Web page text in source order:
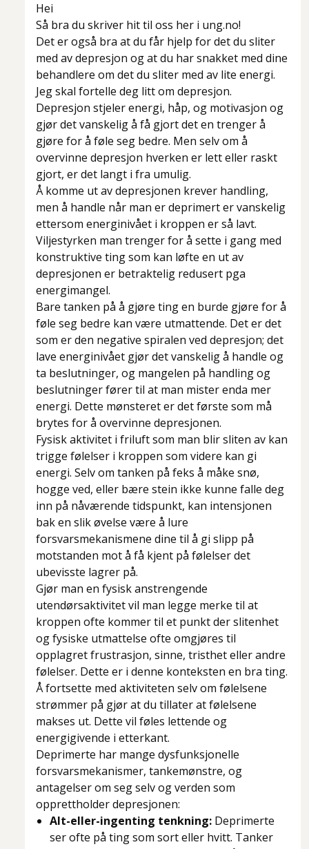
Hei
Så bra du skriver hit til oss her i ung.no!
Det er også bra at du får hjelp for det du sliter
med av depresjon og at du har snakket med dine
behandlere om det du sliter med av lite energi.
Jeg skal fortelle deg litt om depresjon.
Depresjon stjeler energi, håp, og motivasjon og
gjør det vanskelig å få gjort det en trenger å
gjøre for å føle seg bedre. Men selv om å
overvinne depresjon hverken er lett eller raskt
gjort, er det langt i fra umulig.
Å komme ut av depresjonen krever handling,
men å handle når man er deprimert er vanskelig
ettersom energinivået i kroppen er så lavt.
Viljestyrken man trenger for å sette i gang med
konstruktive ting som kan løfte en ut av
depresjonen er betraktelig redusert pga
energimangel.
Bare tanken på å gjøre ting en burde gjøre for å
føle seg bedre kan være utmattende. Det er det
som er den negative spiralen ved depresjon; det
lave energinivået gjør det vanskelig å handle og
ta beslutninger, og mangelen på handling og
beslutninger fører til at man mister enda mer
energi. Dette mønsteret er det første som må
brytes for å overvinne depresjonen.
Fysisk aktivitet i friluft som man blir sliten av kan
trigge følelser i kroppen som videre kan gi
energi. Selv om tanken på feks å måke snø,
hogge ved, eller bære stein ikke kunne falle deg
inn på nåværende tidspunkt, kan intensjonen
bak en slik øvelse være å lure
forsvarsmekanismene dine til å gi slipp på
motstanden mot å få kjent på følelser det
ubevisste lagrer på.
Gjør man en fysisk anstrengende
utendørsaktivitet vil man legge merke til at
kroppen ofte kommer til et punkt der slitenhet
og fysiske utmattelse ofte omgjøres til
opplagret frustrasjon, sinne, tristhet eller andre
følelser. Dette er i denne konteksten en bra ting.
Å fortsette med aktiviteten selv om følelsene
strømmer på gjør at du tillater at følelsene
makses ut. Dette vil føles lettende og
energigivende i etterkant.
Deprimerte har mange dysfunksjonelle
forsvarsmekanismer, tankemønstre, og
antagelser om seg selv og verden som
opprettholder depresjonen:
Alt-eller-ingenting tenkning: Deprimerte
ser ofte på ting som sort eller hvitt. Tanker